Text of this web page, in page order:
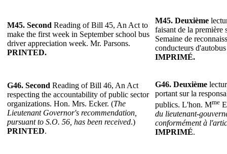
M45. Second Reading of Bill 45, An Act to
make the first week in September school bus
driver appreciation week. Mr. Parsons.
PRINTED.
M45. Deuxième
faisant de la première
Semaine de
conducteurs
IMPRIMÉ.
G46. Second Reading of Bill 46, An Act
respecting the accountability of public sector
organizations. Hon. Mrs. Ecker. (The
Lieutenant Governor's recommendation,
pursuant to S.O. 56, has been received.)
PRINTED.
G46. Deuxième
portant sur la
publics. L'hon. Mme
du lieutenant-
conformément à
IMPRIMÉ.